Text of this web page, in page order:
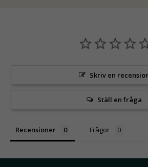
Skriv en
Ställ en fråga
Recensioner Frågor